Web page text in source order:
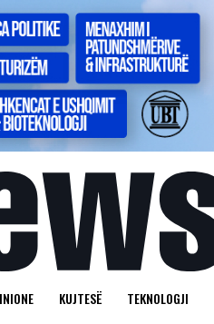
KUJTESË TEKNOLOGJI